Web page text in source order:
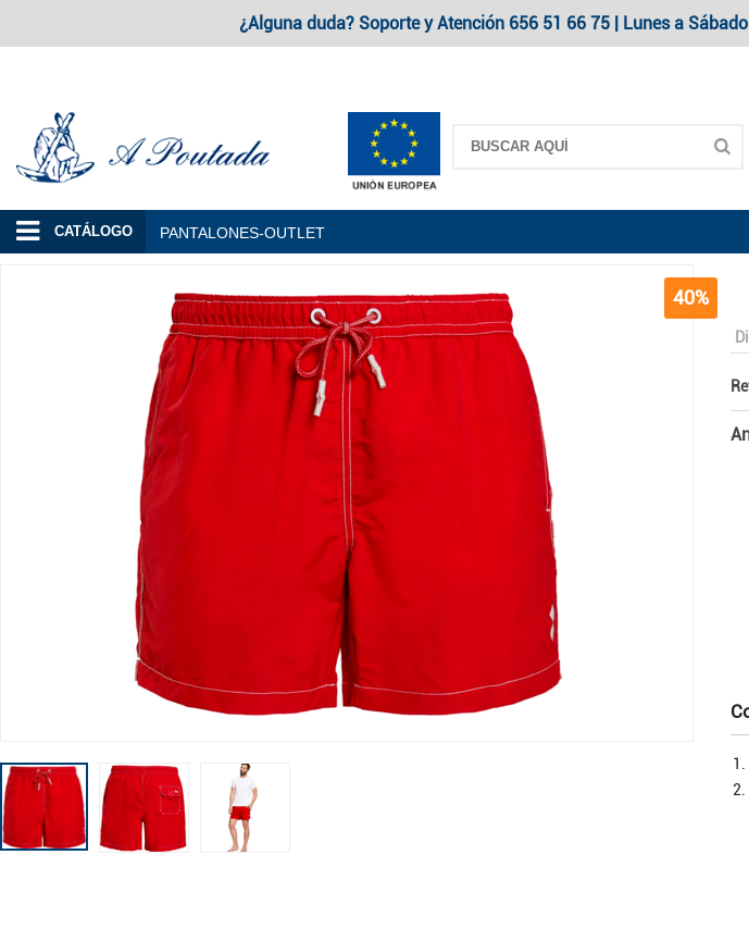
¿Alguna duda? Soporte y Atención 656 51 66 75 | Lunes a
CATÁLOGO PANTALONES-OUTLET
40%